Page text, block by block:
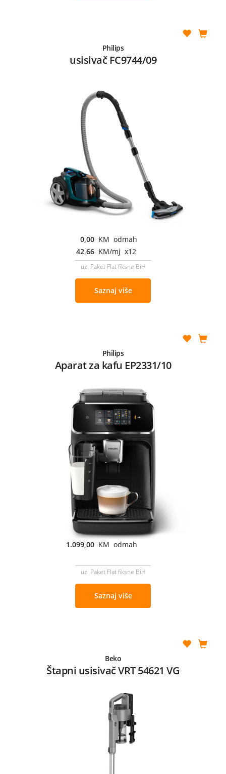
Philips
usisivač FC9744/09
0,00 KM odmah
42,66 KM/mj x12
uz Paket Flat fiksne BiH
Saznaj više
Philips
Aparat za kafu EP2331/10
1.099,00 KM odmah
uz Paket Flat fiksne BiH
Saznaj više
Beko
Štapni usisivač VRT 54621 VG